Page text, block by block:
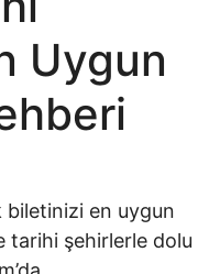
Uygun
biletinizi en uygun
tarihi şehirlerle dolu